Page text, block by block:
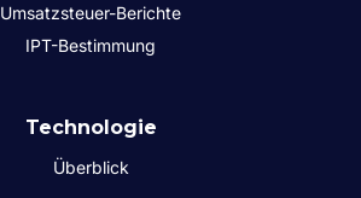
Umsatzsteuer-Berichte
IPT-Bestimmung
Technologie
Überblick